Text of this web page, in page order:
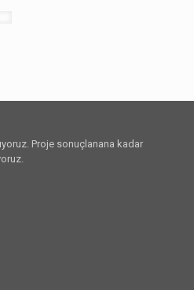
Proje sonuçlanana kadar